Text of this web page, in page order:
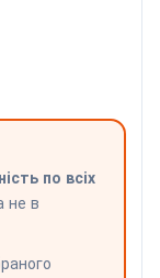
по всіх
не в